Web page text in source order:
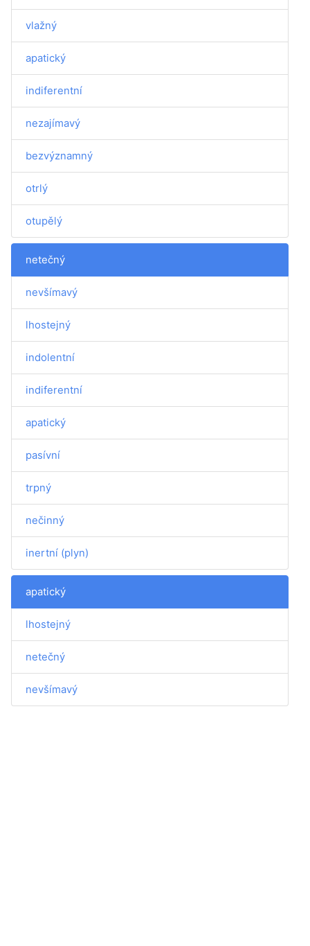
vlažný
apatický
indiferentní
nezajímavý
bezvýznamný
otrlý
otupělý
netečný
nevšímavý
lhostejný
indolentní
indiferentní
apatický
pasívní
trpný
nečinný
inertní (plyn)
apatický
lhostejný
netečný
nevšímavý